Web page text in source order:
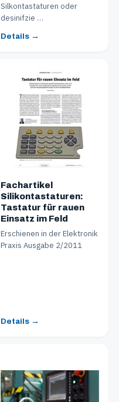
Silkontastaturen oder
desinifzie …
Details →
Fachartikel
Silikontastaturen:
Tastatur für rauen
Einsatz im Feld
Erschienen in der Elektronik
Praxis Ausgabe 2/2011
Details →